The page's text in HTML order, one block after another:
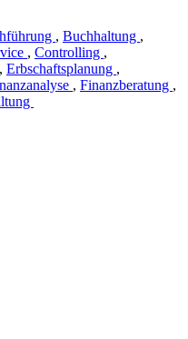
, Buchhaltung ,
, Controlling ,
, Erbschaftsplanung ,
, Finanzberatung ,